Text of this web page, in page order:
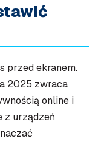
przed ekranem.
2025 zwraca
online i
z urządzeń